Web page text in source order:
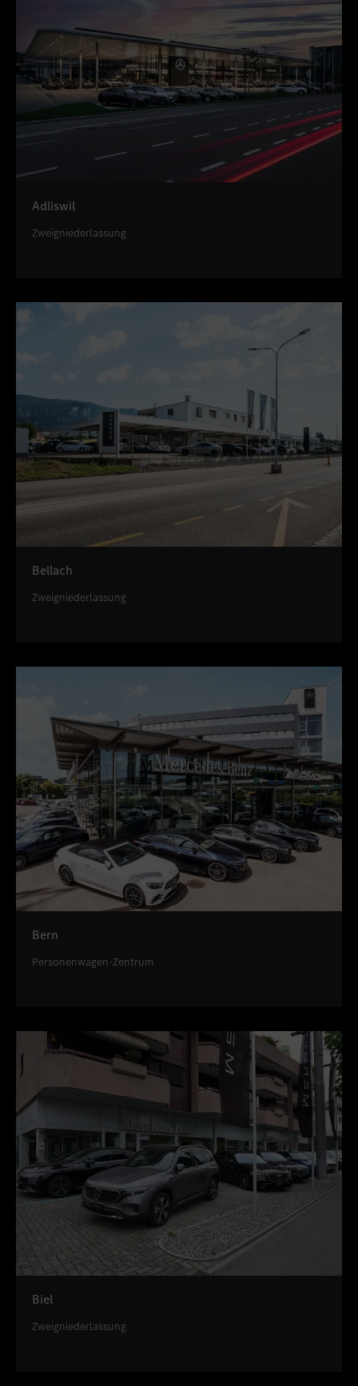
Adliswil
Zweigniederlassung
Bellach
Zweigniederlassung
Bern
Personenwagen-Zentrum
Biel
Zweigniederlassung